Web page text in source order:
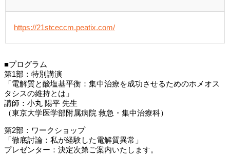
https://21stceccm.peatix.com/
■プログラム
第1部：特別講演
「電解質と酸塩基平衡：集中治療を成功させるためのホメオス
タシスの維持とは」
講師：小丸 陽平 先生
（東京大学医学部附属病院 救急・集中治療科）
第2部：ワークショップ
「徹底討論：私が経験した電解質異常」
プレゼンター：決定次第ご案内いたします。